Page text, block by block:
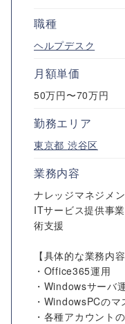
職種
ヘルプデスク
月額単価
50万円〜70万円
勤務エリア
東京都 渋谷区
業務内容
ナレッジマネジメ
ITサービス提供事
術支援
【具体的な業務内容
・Office365運用
・Windowsサーバ
・WindowsPCのマ
・各種アカウント